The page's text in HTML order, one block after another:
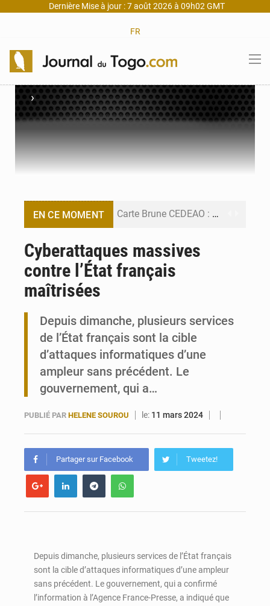
Dernière Mise à jour : 7 août 2026 à 09h02 GMT
FR
›
EN CE MOMENT Carte Brune CEDEAO : Lomé mise sur la digitalisation des sinistres
Maurice : Démission de la ministre Véronique Leu-Govind
Cyberattaques massives
contre l’État français
maîtrisées
Depuis dimanche, plusieurs services
de l’État français sont la cible
d’attaques informatiques d’une
ampleur sans précédent. Le
gouvernement, qui a…
PUBLIÉ PAR HELENE SOUROU le: 11 mars 2024
Partager sur Facebook Tweetez!
Depuis dimanche, plusieurs services de l’État français
sont la cible d’attaques informatiques d’une ampleur
sans précédent. Le gouvernement, qui a confirmé
l’information à l’Agence France-Presse, a indiqué que